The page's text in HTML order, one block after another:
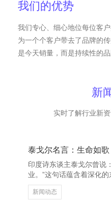
我们的优势
我们专心、细心地位每位客
为一个个客户带去了品牌的
是今天销量，而是持续性的
新
实时了解行业新
印度诗东谈主泰戈尔曾说
业。”这句话蕴含着深化
的真义与追求。 宁阳网站
公司 生命如祛除首歌，
新闻动态